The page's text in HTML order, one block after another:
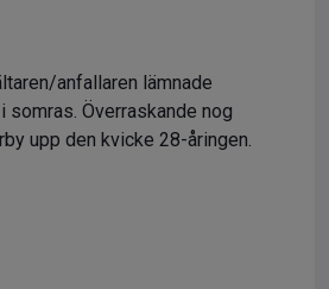
anfallaren lämnade
somras. Överraskande nog
upp den kvicke 28-åringen.